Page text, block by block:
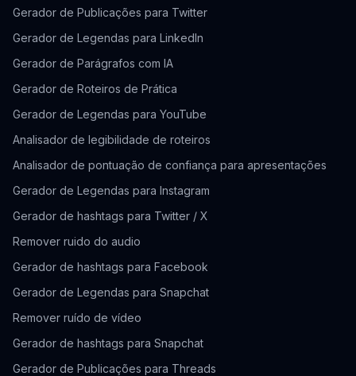
Gerador de Publicações para Twitter
Gerador de Legendas para LinkedIn
Gerador de Parágrafos com IA
Gerador de Roteiros de Prática
Gerador de Legendas para YouTube
Analisador de legibilidade de roteiros
Analisador de pontuação de confiança para apresentações
Gerador de Legendas para Instagram
Gerador de hashtags para Twitter / X
Remover ruido do audio
Gerador de hashtags para Facebook
Gerador de Legendas para Snapchat
Remover ruído de vídeo
Gerador de hashtags para Snapchat
Gerador de Publicações para Threads